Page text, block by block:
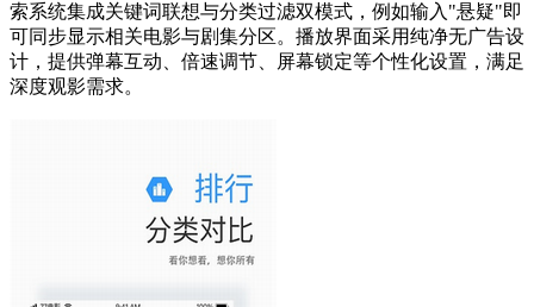
索系统集成关键词联想与分类过滤双模式，例如输入"悬疑"即
可同步显示相关电影与剧集分区。播放界面采用纯净无广告设
计，提供弹幕互动、倍速调节、屏幕锁定等个性化设置，满足
深度观影需求。